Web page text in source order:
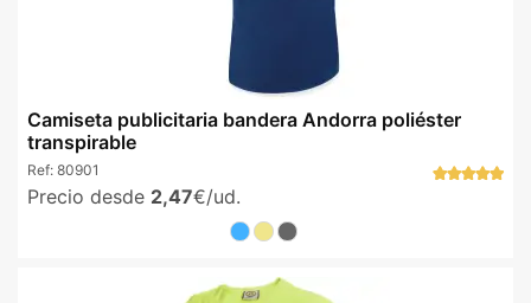
Camiseta publicitaria bandera Andorra poliéster
transpirable
Ref: 80901
Precio desde 2,47€/ud.